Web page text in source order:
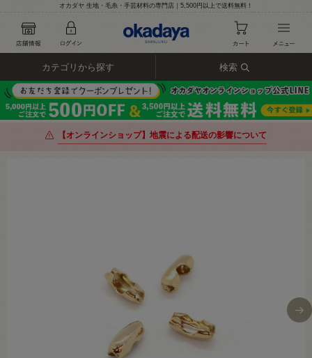
オカダヤ 生地・毛糸・手芸材料の専門店｜5,500円以上で送料無料！
カテゴリから探す 検索
【オンラインショップ】地震による配送の影響について